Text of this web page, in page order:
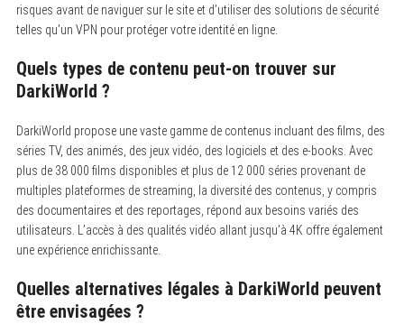
risques avant de naviguer sur le site et d’utiliser des solutions de sécurité
telles qu’un VPN pour protéger votre identité en ligne.
Quels types de contenu peut-on trouver sur
DarkiWorld ?
DarkiWorld propose une vaste gamme de contenus incluant des films, des
séries TV, des animés, des jeux vidéo, des logiciels et des e-books. Avec
plus de 38 000 films disponibles et plus de 12 000 séries provenant de
multiples plateformes de streaming, la diversité des contenus, y compris
des documentaires et des reportages, répond aux besoins variés des
utilisateurs. L’accès à des qualités vidéo allant jusqu’à 4K offre également
une expérience enrichissante.
Quelles alternatives légales à DarkiWorld peuvent
être envisagées ?